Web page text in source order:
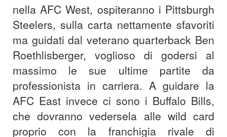
nella AFC West, ospiteranno i Pittsburgh
Steelers, sulla carta nettamente sfavoriti
ma guidati dal veterano quarterback Ben
Roethlisberger, voglioso di godersi al
massimo le sue ultime partite da
professionista in carriera. A guidare la
AFC East invece ci sono i Buffalo Bills,
che dovranno vedersela alle wild card
proprio con la franchigia rivale di